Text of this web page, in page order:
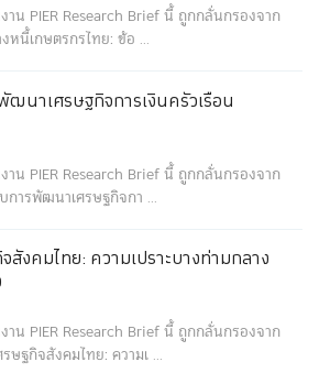
าน PIER Research Brief นี้ ถูกกลั่นกรองจาก
หนี้เกษตรกรไทย: ข้อ ...
นาเศรษฐกิจการเงินครัวเรือน
าน PIER Research Brief นี้ ถูกกลั่นกรองจาก
ารพัฒนาเศรษฐกิจกา ...
สังคมไทย: ความเปราะบางท่ามกลาง
าน PIER Research Brief นี้ ถูกกลั่นกรองจาก
ษฐกิจสังคมไทย: ความเ ...